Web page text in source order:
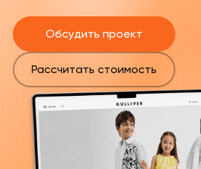
Обсудить проект
Рассчитать стоимость